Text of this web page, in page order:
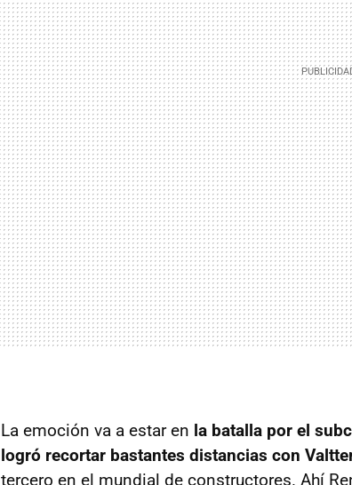
La emoción va a estar en la batalla por el
logró recortar bastantes distancias con
tercero en el mundial de constructores. Ahí